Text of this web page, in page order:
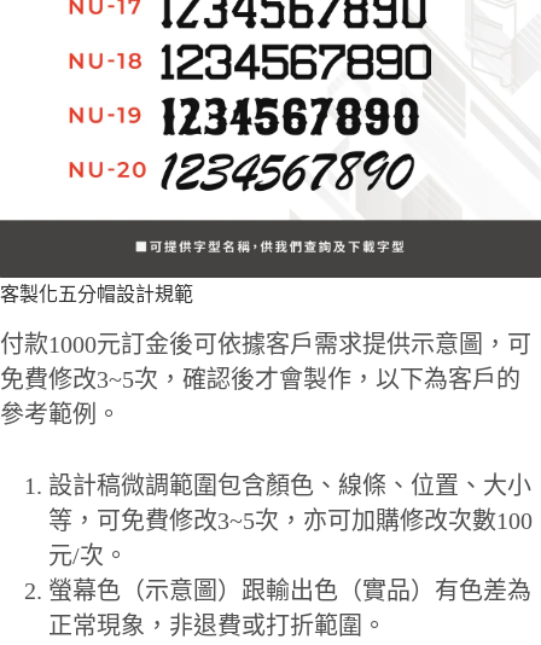
客製化五分帽設計規範
付款1000元訂金後可依據客戶需求提供示意圖，可
免費修改3~5次，確認後才會製作，以下為客戶的
參考範例。
設計稿微調範圍包含顏色、線條、位置、大小
等，可免費修改3~5次，亦可加購修改次數100
元/次。
螢幕色（示意圖）跟輸出色（實品）有色差為
正常現象，非退費或打折範圍。